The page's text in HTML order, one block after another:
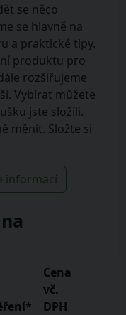
se něco
se hlavně na
a praktické tipy.
produktu pro
rozšiřujeme
Vybírat můžete
jste složili.
měnit. Složte si
informací
Cena
vč.
DPH